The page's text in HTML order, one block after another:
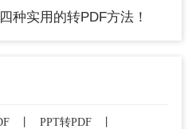
种实用的转PDF方法！
丨 PPT转PDF
丨